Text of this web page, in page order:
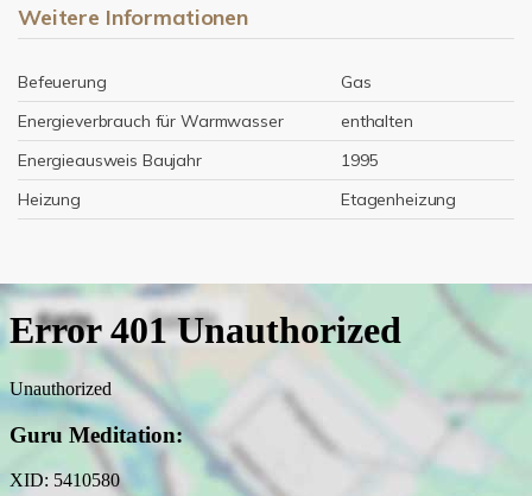
Weitere Informationen
Befeuerung
Gas
Energieverbrauch für Warmwasser
enthalten
Energieausweis Baujahr
1995
Heizung
Etagenheizung